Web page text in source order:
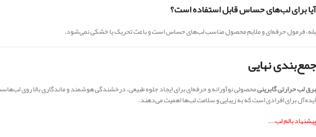
آیا برای لب‌های حساس قابل استفاده است؟
بله، فرمول حرفه‌ای و ملایم محصول مناسب لب‌های حساس است و باعث تحریک یا خشکی نمی‌شود.
جمع‌بندی نهایی
برق لب حرارتی گابرینیمحصولی نوآورانه و حرفه‌ای برای ایجاد جلوه طبیعی، درخشندگی هوشمند و ماندگاری بالا روی
ایده‌آل برای افرادی است که به زیبایی و سلامت لب‌ها اهمیت می‌دهند.
پیشنهاد بالم لب….